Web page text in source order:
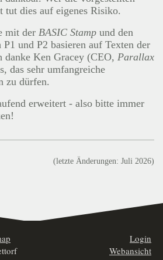
tut dies auf eigenes Risiko.
mit der BASIC Stamp und den
und P2 basieren auf Texten der
danke Ken Gracey (CEO, Parallax
das sehr umfangreiche
zu dürfen.
erweitert - also bitte immer
(letzte Änderungen: Juli 2026)
Login
Webansicht